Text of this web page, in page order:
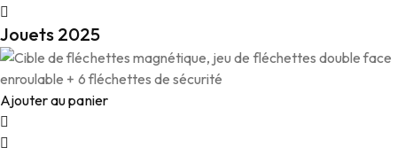
Jouets 2025
Ajouter au panier